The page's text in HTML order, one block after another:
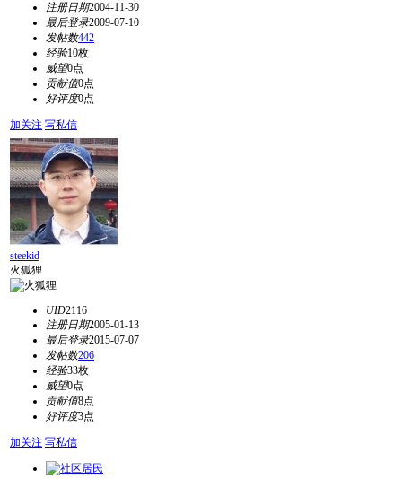
注册日期2004-11-30
最后登录2009-07-10
发帖数442
经验10枚
威望0点
贡献值0点
好评度0点
加关注 写私信
steekid
火狐狸
UID2116
注册日期2005-01-13
最后登录2015-07-07
发帖数206
经验33枚
威望0点
贡献值8点
好评度3点
加关注 写私信